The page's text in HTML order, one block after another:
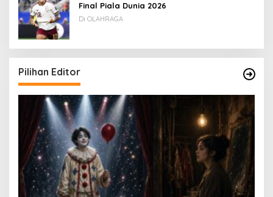
Final Piala Dunia 2026
Di OLAHRAGA
Pilihan Editor